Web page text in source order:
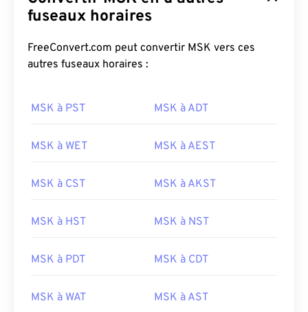
fuseaux horaires
FreeConvert.com peut convertir MSK vers ces
autres fuseaux horaires :
MSK à PST MSK à ADT
MSK à WET MSK à AEST
MSK à CST MSK à AKST
MSK à HST MSK à NST
MSK à PDT MSK à CDT
MSK à WAT MSK à AST